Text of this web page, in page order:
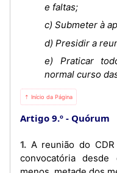
e faltas;
c) Submeter à
d) Presidir a
e) Praticar
normal curso
⇡ Início da Página
Artigo 9.º Quórum
1. A reunião do CDR tem início à hora indicada na
convocatória